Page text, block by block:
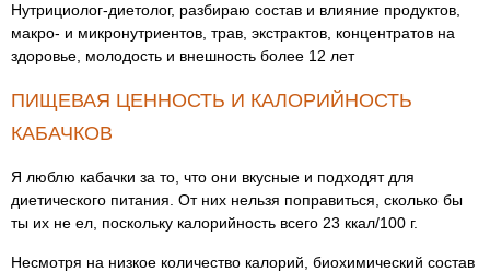
Нутрициолог-диетолог, разбираю состав и влияние продуктов,
макро- и микронутриентов, трав, экстрактов, концентратов на
здоровье, молодость и внешность более 12 лет
ПИЩЕВАЯ ЦЕННОСТЬ И КАЛОРИЙНОСТЬ
КАБАЧКОВ
Я люблю кабачки за то, что они вкусные и подходят для
диетического питания. От них нельзя поправиться, сколько бы
ты их не ел, поскольку калорийность всего 23 ккал/100 г.
Несмотря на низкое количество калорий, биохимический состав